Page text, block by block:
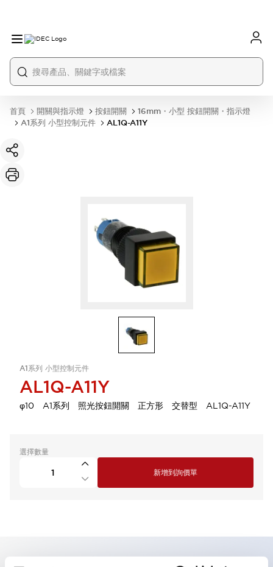
首頁 開關與指示燈 按鈕開關
16mm・小型 按鈕開關・指示燈
A1系列 小型控制元件
AL1Q-A11Y
A1系列 小型控制元件
AL1Q-A11Y
φ10 A1系列 照光按鈕開關 正方形 交替型 AL1Q-A11Y
選擇數量
新增到詢價單